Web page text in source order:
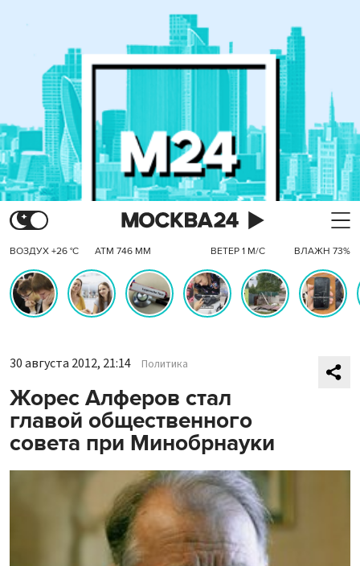
ВОЗДУХ +26 °C АТМ 746 ММ ВЕТЕР 1 М/С ВЛАЖН 73%
30 августа 2012, 21:14 Политика
Жорес Алферов стал
главой общественного
совета при Минобрнауки